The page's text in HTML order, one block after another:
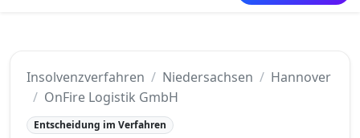
Insolvenzverfahren Niedersachsen
Hannover
OnFire Logistik GmbH
Entscheidung im Verfahren